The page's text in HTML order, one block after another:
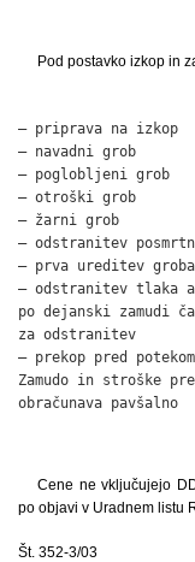
Pod postavko izkop in
– priprava na
– navadni grob
– poglobljeni
– otroški grob
– žarni grob
– odstranitev
– prva ureditev
– odstranitev tlaka
po dejanski zamudi
za odstranitev
– prekop pred
Zamudo in stroške
obračunava
Cene ne vključujejo
po objavi v Uradnem listu
Št. 352-3/03